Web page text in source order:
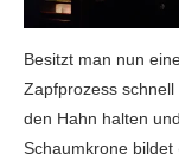
Besitzt man nun
Zapfprozess
den Hahn halten
Schaumkrone bildet